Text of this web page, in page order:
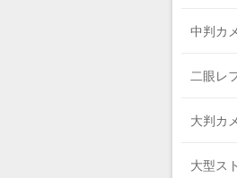
Zenza
中判カ
二眼レ
大判カ
大型ス